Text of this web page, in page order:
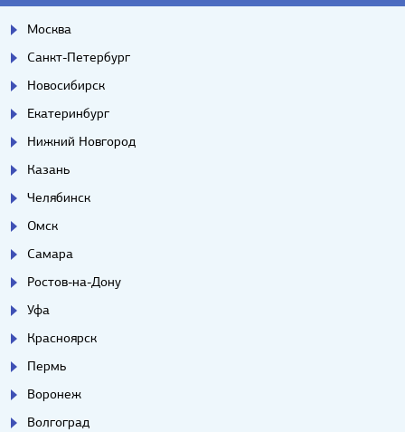
Москва
Санкт-Петербург
Новосибирск
Екатеринбург
Нижний Новгород
Казань
Челябинск
Омск
Самара
Ростов-на-Дону
Уфа
Красноярск
Пермь
Воронеж
Волгоград